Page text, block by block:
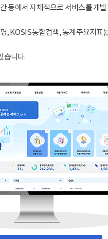
등에서 자체적으로 서비스를 개
KOSIS통합검색, 통계주요지표
습니다.